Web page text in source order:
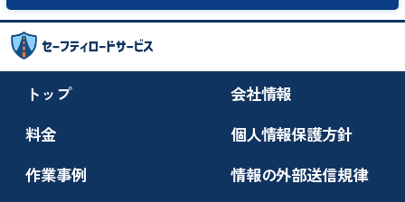
トップ
料金
作業事例
会社情報
個人情報保護方針
情報の外部送信規律